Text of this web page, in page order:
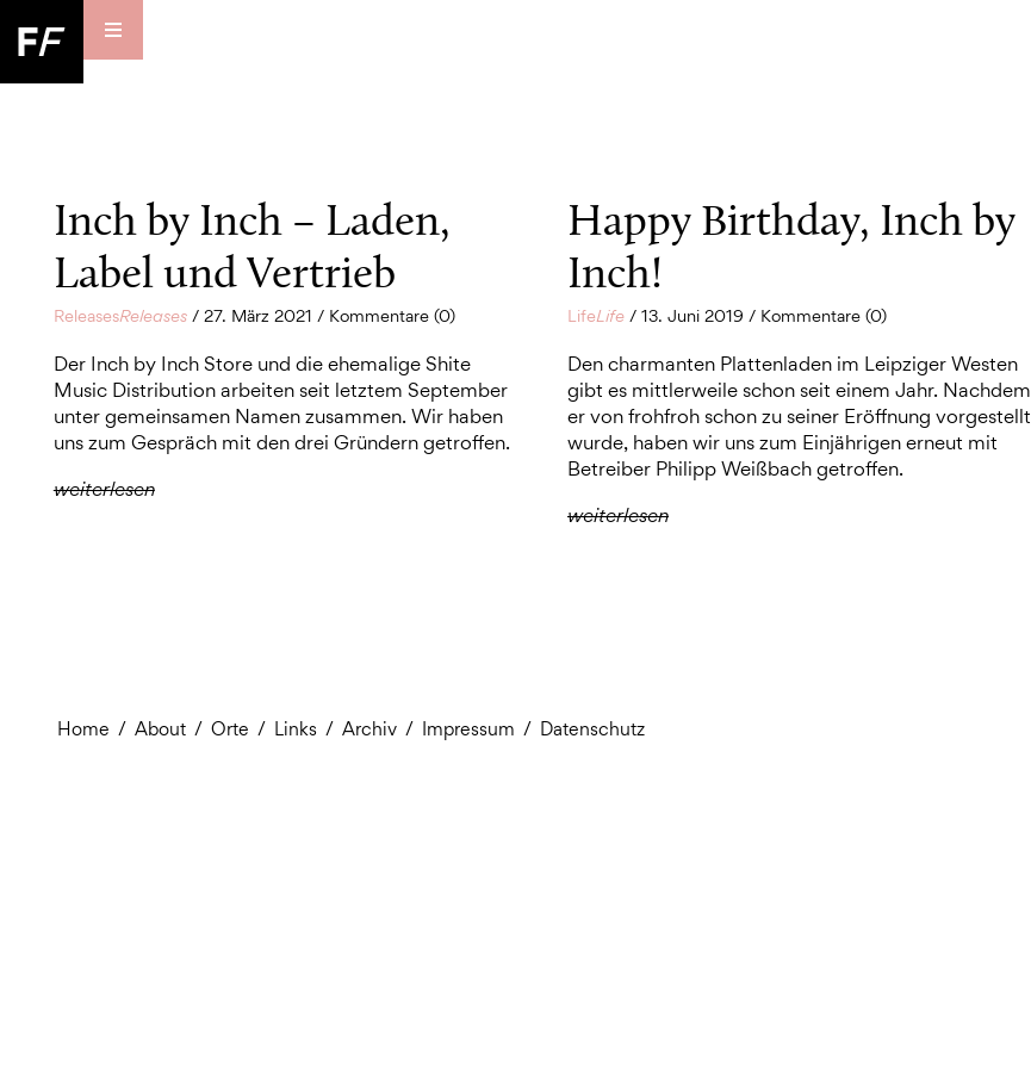
Inch by Inch – Laden,
Label und Vertrieb
ReleasesReleases/ 27. März 2021 / Kommentare (0)
Der Inch by Inch Store und die ehemalige Shite
Music Distribution arbeiten seit letztem September
unter gemeinsamen Namen zusammen. Wir haben
uns zum Gespräch mit den drei Gründern getroffen.
weiterlesen
Happy Birthday, Inch by
Inch!
LifeLife/ 13. Juni 2019 / Kommentare (0)
Den charmanten Plattenladen im Leipziger Westen
gibt es mittlerweile schon seit einem Jahr. Nachdem
er von frohfroh schon zu seiner Eröffnung vorgestellt
wurde, haben wir uns zum Einjährigen erneut mit
Betreiber Philipp Weißbach getroffen.
weiterlesen
Home / About / Orte / Links / Archiv / Impressum / Datenschutz